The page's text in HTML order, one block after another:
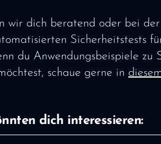
wir dich beratend oder bei der
Sicherheitstests
du Anwendungsbeispiele zu
schaue gerne in
dich interessieren: